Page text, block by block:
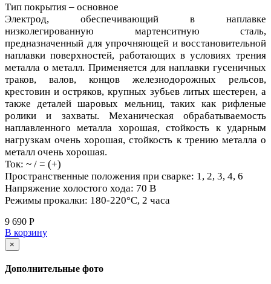
Тип покрытия – основное
Электрод, обеспечивающий в наплавке
низколегированную мартенситную сталь,
предназначенный для упрочняющей и восстановительной
наплавки поверхностей, работающих в условиях трения
металла о металл. Применяется для наплавки гусеничных
траков, валов, концов железнодорожных рельсов,
крестовин и остряков, крупных зубьев литыхшестерен, а
также деталей шаровых мельниц, таких как рифленые
роликии захваты. Механическая обрабатываемость
наплавленного металла хорошая, стойкость к ударным
нагрузкам очень хорошая, стойкость к трению металла о
металл очень хорошая.
Ток: ~ / = (+)
Пространственные положения при сварке: 1, 2, 3, 4, 6
Напряжение холостого хода: 70 В
Режимы прокалки: 180-220°С, 2 часа
9 690 Р
В корзину
×
Дополнительные фото